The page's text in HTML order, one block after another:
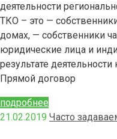
деятельности
ТКО – это —
домах, — собственники
юридические лица и
результате
Прямой договор
подробнее
21.02.2019 Часто